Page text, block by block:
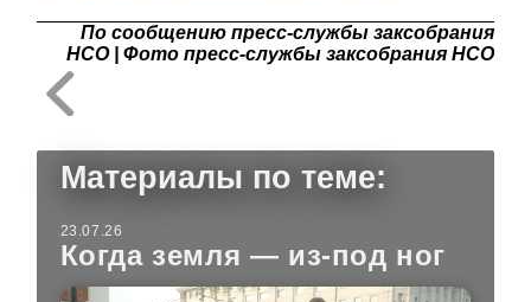
По сообщению пресс-службы заксобрания
НСО | Фото пресс-службы заксобрания НСО
Материалы по теме:
23.07.26
Когда земля — из-под ног